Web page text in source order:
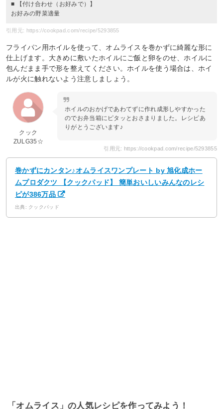
■ 【付け合わせ（お好みで）】
お好みの野菜適量
引用元: https://cookpad.com/recipe/5293855
フライパン用ホイルを使って、オムライスを巻かずに綺麗な形に
仕上げます。大きめに敷いたホイルにご飯と卵をのせ、ホイルに
包んだまま手で形を整えてください。ホイルを使う場合は、ホイ
ルが火に触れないよう注意しましょう。
クック
ZULG35☆
ホイルのおかげであわてずに作れ成形しやすかった
のでお弁当箱にピタッとおさまりました。レシピあ
りがとうございます♪
引用元: https://cookpad.com/recipe/5293855
巻かずにカンタン♪オムライスワンプレート by 旭化成ホー
ムプロダクツ 【クックパッド】 簡単おいしいみんなのレシ
ピが386万品
出典: クックパッド
「オムライス」の人気レシピを作ってみよう！